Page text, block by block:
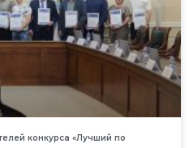
конкурса «Лучший по